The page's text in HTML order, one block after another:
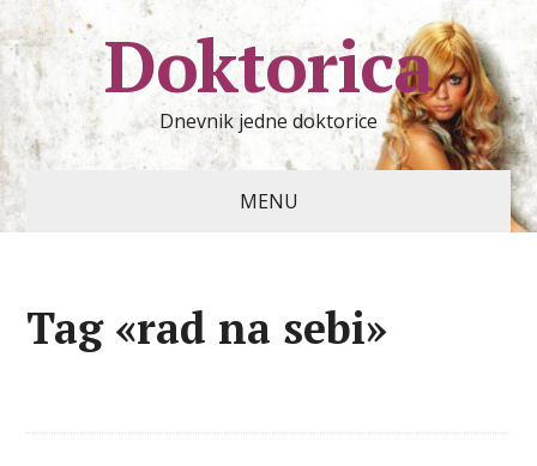
Doktorica
Dnevnik jedne doktorice
MENU
Tag «rad na sebi»